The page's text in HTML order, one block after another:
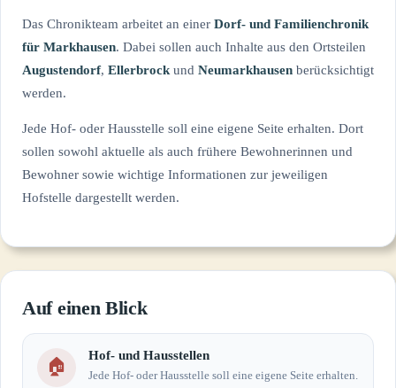
Das Chronikteam arbeitet an einer Dorf- und Familienchronik
für Markhausen. Dabei sollen auch Inhalte aus den Ortsteilen
Augustendorf, Ellerbrock und Neumarkhausen berücksichtigt
werden.
Jede Hof- oder Hausstelle soll eine eigene Seite erhalten. Dort
sollen sowohl aktuelle als auch frühere Bewohnerinnen und
Bewohner sowie wichtige Informationen zur jeweiligen
Hofstelle dargestellt werden.
Auf einen Blick
🏠 Hof- und Hausstellen
Jede Hof- oder Hausstelle soll eine eigene Seite erhalten.